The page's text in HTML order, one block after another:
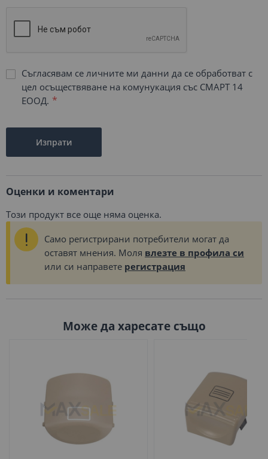
Съгласявам се личните ми данни да се обработват с
цел осъществяване на комунукация със СМАРТ 14
ЕООД.
Изпрати
Оценки и коментари
Този продукт все още няма оценка.
Само регистрирани потребители могат да
оставят мнения. Моля влезте в профила си
или си направете регистрация
Може да харесате също